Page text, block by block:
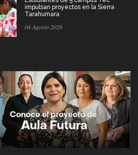
impulsan proyectos en la Sierra
Tarahumara
04 Agosto 2026